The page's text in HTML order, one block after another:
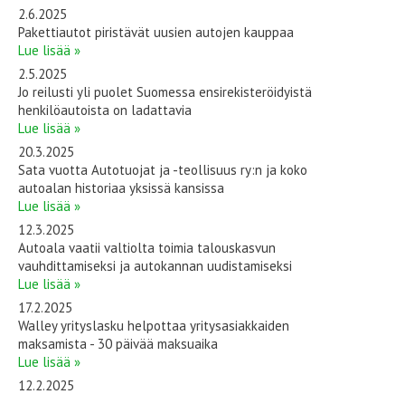
2.6.2025
Pakettiautot piristävät uusien autojen kauppaa
Lue lisää »
2.5.2025
Jo reilusti yli puolet Suomessa ensirekisteröidyistä
henkilöautoista on ladattavia
Lue lisää »
20.3.2025
Sata vuotta Autotuojat ja -teollisuus ry:n ja koko
autoalan historiaa yksissä kansissa
Lue lisää »
12.3.2025
Autoala vaatii valtiolta toimia talouskasvun
vauhdittamiseksi ja autokannan uudistamiseksi
Lue lisää »
17.2.2025
Walley yrityslasku helpottaa yritysasiakkaiden
maksamista - 30 päivää maksuaika
Lue lisää »
12.2.2025